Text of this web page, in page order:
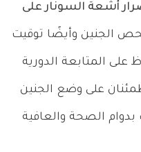
أشعة السونار على
الجنين وأيضًا توقيت
المتابعة الدورية
على وضع الجنين
بدوام الصحة والعافية